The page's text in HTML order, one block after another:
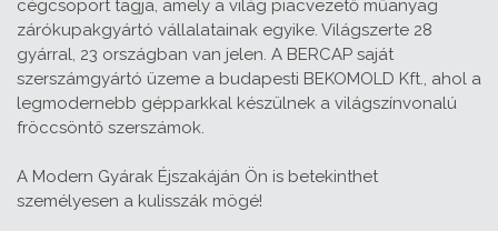
cégcsoport tagja, amely a világ piacvezető műanyag
zárókupakgyártó vállalatainak egyike. Világszerte 28
gyárral, 23 országban van jelen. A BERCAP saját
szerszámgyártó üzeme a budapesti BEKOMOLD Kft., ahol a
legmodernebb gépparkkal készülnek a világszínvonalú
fröccsöntő szerszámok.
A Modern Gyárak Éjszakáján Ön is betekinthet
személyesen a kulisszák mögé!